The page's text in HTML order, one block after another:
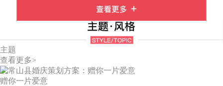
主题
查看更多>
赠你一片爱意